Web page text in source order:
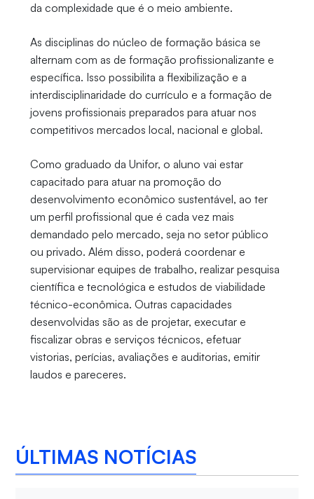
da complexidade que é o meio ambiente.
As disciplinas do núcleo de formação básica se
alternam com as de formação profissionalizante e
específica. Isso possibilita a flexibilização e a
interdisciplinaridade do currículo e a formação de
jovens profissionais preparados para atuar nos
competitivos mercados local, nacional e global.
Como graduado da Unifor, o aluno vai estar
capacitado para atuar na promoção do
desenvolvimento econômico sustentável, ao ter
um perfil profissional que é cada vez mais
demandado pelo mercado, seja no setor público
ou privado. Além disso, poderá coordenar e
supervisionar equipes de trabalho, realizar pesquisa
científica e tecnológica e estudos de viabilidade
técnico-econômica. Outras capacidades
desenvolvidas são as de projetar, executar e
fiscalizar obras e serviços técnicos, efetuar
vistorias, perícias, avaliações e auditorias, emitir
laudos e pareceres.
ÚLTIMAS NOTÍCIAS